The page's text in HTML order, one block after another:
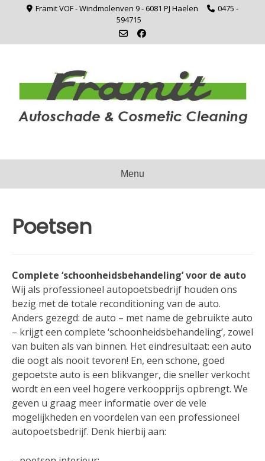
Framit VOF - Windmolenven 9 - 6081 PJ Haelen
0475 -
594715
Menu
Poetsen
Complete ‘schoonheidsbehandeling’ voor de auto
Wij als professioneel autopoetsbedrijf houden ons
bezig met de totale reconditioning van de auto.
Anders gezegd: de auto – met name de gebruikte auto
– krijgt een complete ‘schoonheidsbehandeling’, zowel
van buiten als van binnen. Het eindresultaat: een auto
die oogt als nooit tevoren! En, een schone, goed
gepoetste auto is een blikvanger, die sneller verkocht
wordt en een veel hogere verkoopprijs opbrengt. We
geven u graag meer informatie over de vele
mogelijkheden en voordelen van een professioneel
autopoetsbedrijf. Denk hierbij aan: